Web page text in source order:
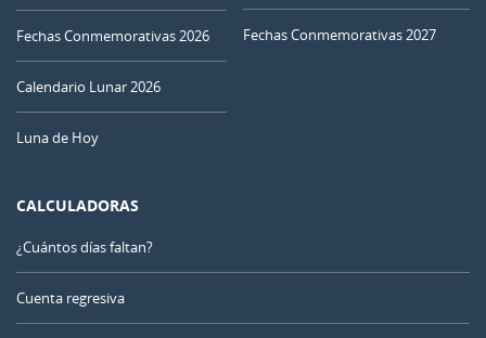
Fechas Conmemorativas 2026
Calendario Lunar 2026
Luna de Hoy
Fechas Conmemorativas 2027
CALCULADORAS
¿Cuántos días faltan?
Cuenta regresiva